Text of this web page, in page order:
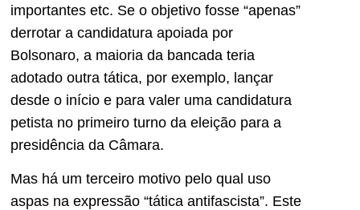
importantes etc. Se o objetivo fosse “apenas”
derrotar a candidatura apoiada por
Bolsonaro, a maioria da bancada teria
adotado outra tática, por exemplo, lançar
desde o início e para valer uma candidatura
petista no primeiro turno da eleição para a
presidência da Câmara.
Mas há um terceiro motivo pelo qual uso
aspas na expressão “tática antifascista”. Este